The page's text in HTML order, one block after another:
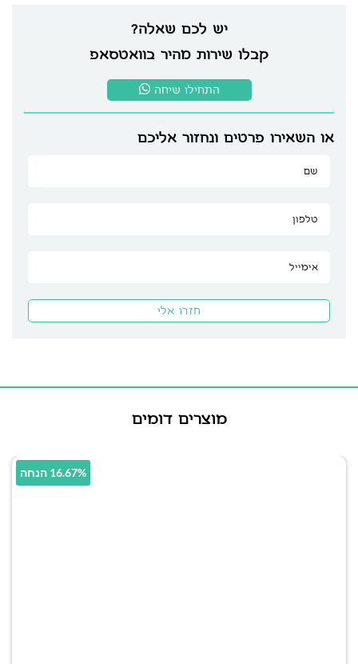
יש לכם שאלה?
קבלו שירות מהיר בוואטסאפ
התחילו שיחה
או השאירו פרטים ונחזור אליכם
מוצרים דומים
16.67% הנחה